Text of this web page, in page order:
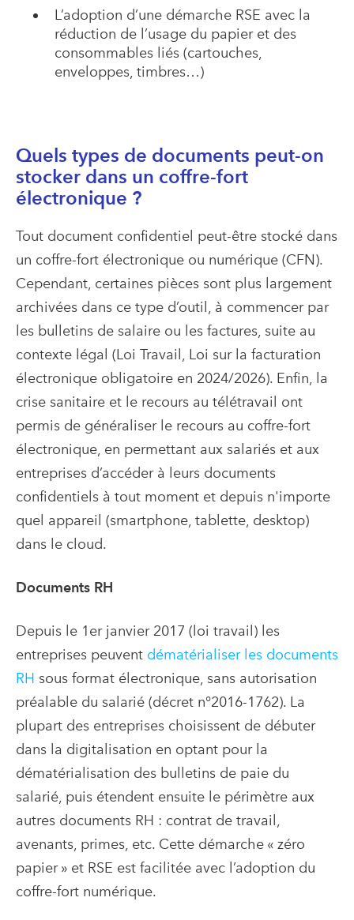
L’adoption d’une démarche RSE avec la
réduction de l’usage du papier et des
consommables liés (cartouches,
enveloppes, timbres…)
Quels types de documents peut-on
stocker dans un coffre-fort
électronique ?
Tout document confidentiel peut-être stocké dans
un coffre-fort électronique ou numérique (CFN).
Cependant, certaines pièces sont plus largement
archivées dans ce type d’outil, à commencer par
les bulletins de salaire ou les factures, suite au
contexte légal (Loi Travail, Loi sur la facturation
électronique obligatoire en 2024/2026). Enfin, la
crise sanitaire et le recours au télétravail ont
permis de généraliser le recours au coffre-fort
électronique, en permettant aux salariés et aux
entreprises d’accéder à leurs documents
confidentiels à tout moment et depuis n'importe
quel appareil (smartphone, tablette, desktop)
dans le cloud.
Documents RH
Depuis le 1er janvier 2017 (loi travail) les
entreprises peuvent dématérialiser les documents
RH sous format électronique, sans autorisation
préalable du salarié (décret n°2016-1762). La
plupart des entreprises choisissent de débuter
dans la digitalisation en optant pour la
dématérialisation des bulletins de paie du
salarié, puis étendent ensuite le périmètre aux
autres documents RH : contrat de travail,
avenants, primes, etc. Cette démarche « zéro
papier » et RSE est facilitée avec l’adoption du
coffre-fort numérique.